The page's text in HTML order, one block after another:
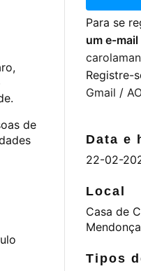
de
Para se
um e-
Registre-
Gmail /
Data e
22-02-
Local
Casa de
Mendonça
Tipos